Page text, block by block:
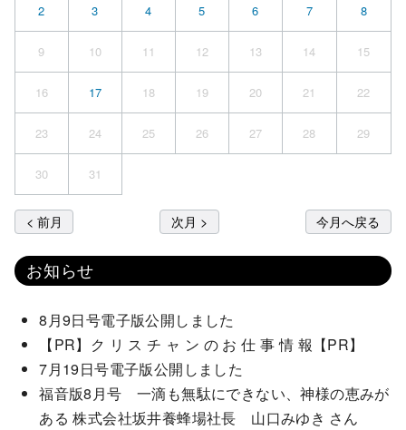
2 3 4 5 6 7 8
9 10 11 12 13 14 15
16 17 18 19 20 21 22
23 24 25 26 27 28 29
30 31
< 前月 次月 > 今月へ戻る
お知らせ
8月9日号電子版公開しました
【PR】ク リ ス チ ャ ン の お 仕 事 情 報【PR】
7月19日号電子版公開しました
福音版8月号 一滴も無駄にできない、神様の恵みが
ある 株式会社坂井養蜂場社長 山口みゆき さん